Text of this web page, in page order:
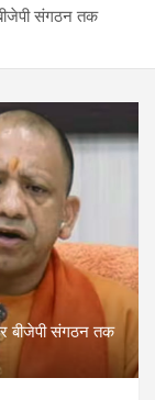
संगठन तक
बीजेपी संगठन तक